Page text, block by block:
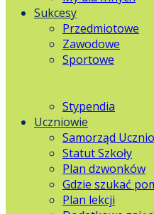
Sukcesy
Przedmiotowe
Zawodowe
Sportowe
Stypendia
Uczniowie
Samorząd
Statut Szkoły
Plan dzwonków
Gdzie szukać
Plan lekcji